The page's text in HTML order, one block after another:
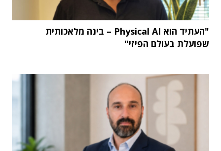
"העתיד הוא Physical AI – בינה מלאכותית
שפועלת בעולם הפיזי"